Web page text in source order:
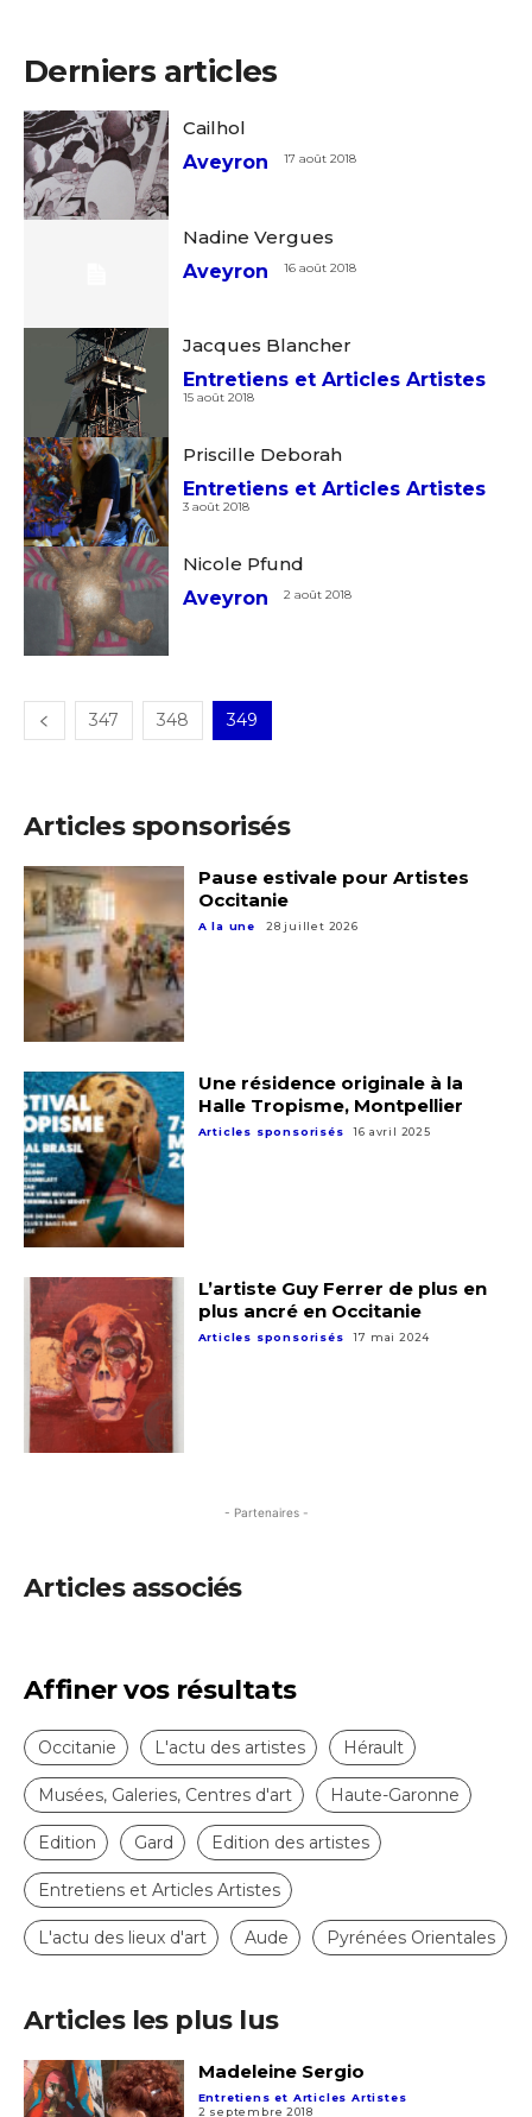
Adresse email*
Nom
Prénom
Statut / Organisation
J'accepte lestermes et conditions
* Champ obligatoire
Adresse email*
Nom
Prénom
Statut / Organisation
Derniers articles
Cailhol
Aveyron
Nadine Vergues
Aveyron
Jacques Blancher
Entretiens et Articles Artistes
15 août 2018
Priscille Deborah
Entretiens et Articles Artistes
3 août 2018
Nicole Pfund
Aveyron
347 348 349
Articles sponsorisés
Pause estivale pour Artistes
Occitanie
Une résidence originale à la
Halle Tropisme, Montpellier
L’artiste Guy Ferrer de plus en
plus ancré en Occitanie
Articles associés
Affiner vos résultats
Occitanie L'actu des artistes Hérault
Musées, Galeries, Centres d'art Haute-Garonne
Edition Gard Edition des artistes
Entretiens et Articles Artistes
L'actu des lieux d'art Aude Pyrénées Orientales
Articles les plus lus
Madeleine Sergio
2 septembre 2018